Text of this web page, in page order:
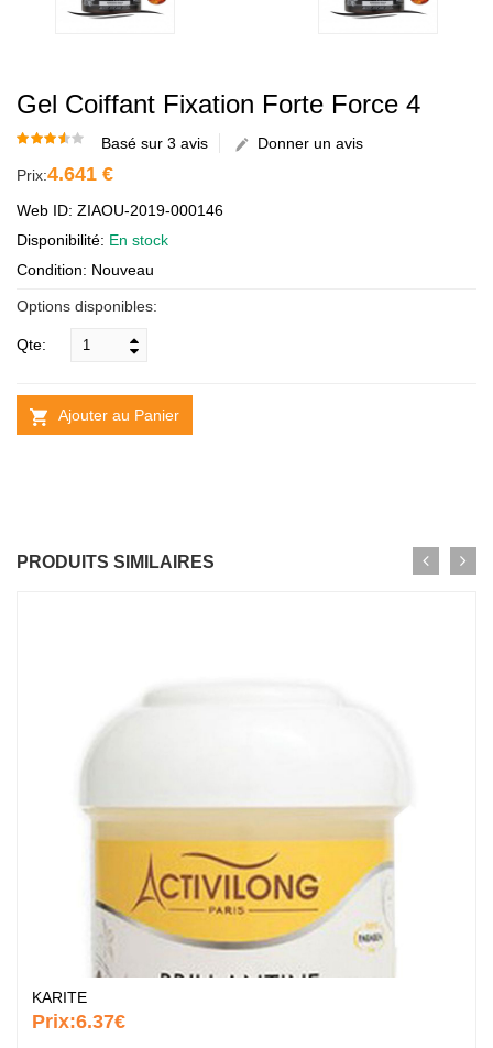
Gel Coiffant Fixation Forte Force 4
Basé sur 3 avis
Donner un avis
Prix:4.641 €
Web ID: ZIAOU-2019-000146
Disponibilité: En stock
Condition: Nouveau
Options disponibles:
Qte:
Ajouter au Panier
PRODUITS SIMILAIRES
KARITE
Prix:6.37€